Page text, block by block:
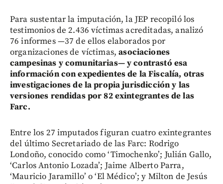
Para sustentar la imputación, la JEP recopiló los
testimonios de 2.436 víctimas acreditadas, analizó
76 informes —37 de ellos elaborados por
organizaciones de víctimas, asociaciones
campesinas y comunitarias— y contrastó esa
información con expedientes de la Fiscalía, otras
investigaciones de la propia jurisdicción y las
versiones rendidas por 82 exintegrantes de las
Farc.
Entre los 27 imputados figuran cuatro exintegrantes
del último Secretariado de las Farc: Rodrigo
Londoño, conocido como ‘Timochenko’; Julián Gallo,
‘Carlos Antonio Lozada’; Jaime Alberto Parra,
‘Mauricio Jaramillo’ o ‘El Médico’; y Milton de Jesús